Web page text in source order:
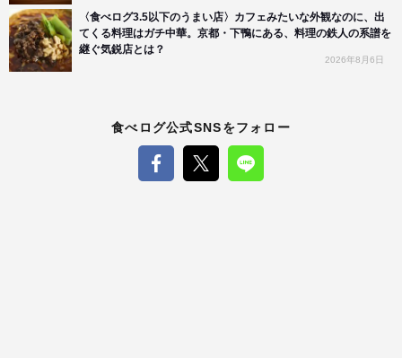
〈食べログ3.5以下のうまい店〉カフェみたいな外観なのに、出
てくる料理はガチ中華。京都・下鴨にある、料理の鉄人の系譜を
継ぐ気鋭店とは？
2026年8月6日
食べログ公式SNSをフォロー